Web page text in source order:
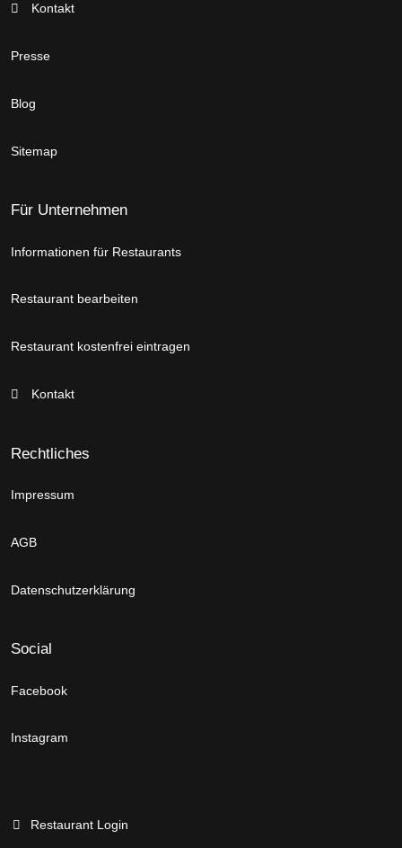
Kontakt
Presse
Blog
Sitemap
Für Unternehmen
Informationen für Restaurants
Restaurant bearbeiten
Restaurant kostenfrei eintragen
Kontakt
Rechtliches
Impressum
AGB
Datenschutzerklärung
Social
Facebook
Instagram
Restaurant Login